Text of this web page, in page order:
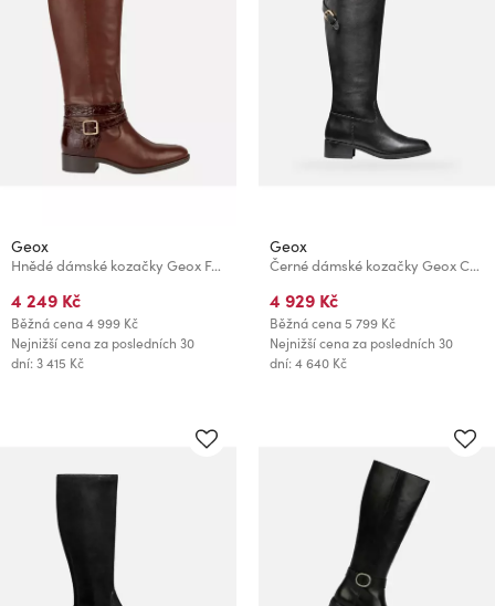
Geox
Hnědé dámské kozačky Geox Felicity
4 249 Kč
Běžná cena4 999 Kč
Nejnižší cena za posledních 30
dní: 3 415 Kč
Geox
Černé dámské kozačky Geox Camexia NP
4 929 Kč
Běžná cena5 799 Kč
Nejnižší cena za posledních 30
dní: 4 640 Kč